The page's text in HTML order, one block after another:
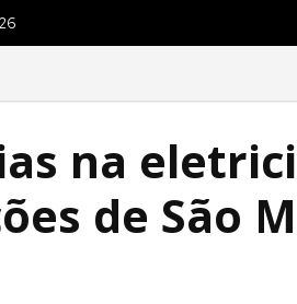
na
de São